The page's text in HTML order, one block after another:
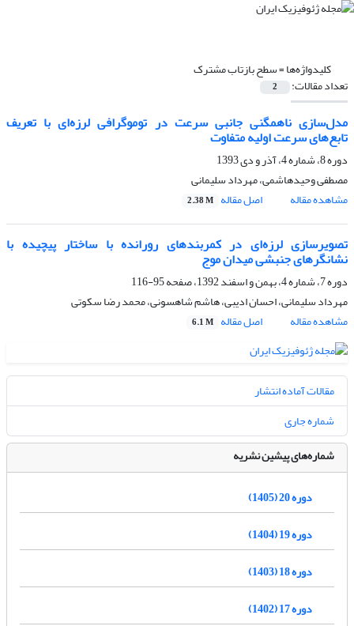
کلیدواژه‌ها =سطح بازتاب مشترک
تعداد مقالات: 2
مدل‌سازی ناهمگنی جانبی سرعت در توموگرافی لرزه‌ای با تعریف
تابع‌های سرعت اولیه متفاوت
دوره 8، شماره 4، آذر و دی 1393
مصطفی وحیدهاشمی، مهرداد سلیمانی
مشاهده مقاله
اصل مقاله 2.38 M
تصویرسازی لرزه‌ای در کمربندهای رورانده با ساختار پیچیده با
نشانگرهای جنبشی میدان موج
دوره 7، شماره 4، بهمن و اسفند 1392، صفحه
95-116
مهرداد سلیمانی، احسان ادیبی، هاشم شاهسونی، محمد رضا سکوتی
مشاهده مقاله
اصل مقاله 6.1 M
مقالات آماده انتشار
شماره جاری
شماره‌های پیشین نشریه
دوره 20 (1405)
دوره 19 (1404)
دوره 18 (1403)
دوره 17 (1402)